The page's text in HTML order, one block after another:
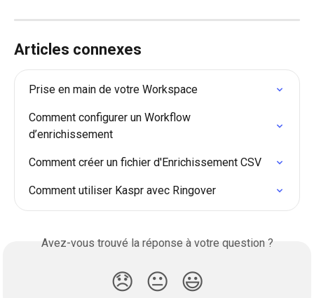
Articles connexes
Prise en main de votre Workspace
Comment configurer un Workflow
d’enrichissement
Comment créer un fichier d'Enrichissement CSV
Comment utiliser Kaspr avec Ringover
Avez-vous trouvé la réponse à votre question ?
😞 😐 😃